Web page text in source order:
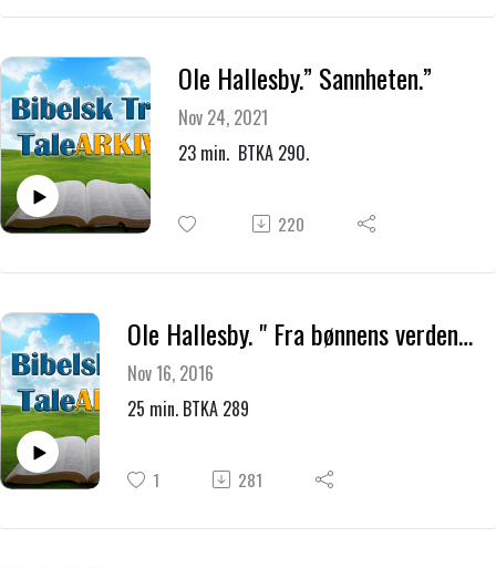
Ole Hallesby.” Sannheten.”
Nov 24, 2021
23 min. BTKA 290.
220
Ole Hallesby. " Fra bønnens verden " 2
Nov 16, 2016
25 min. BTKA 289
1 281